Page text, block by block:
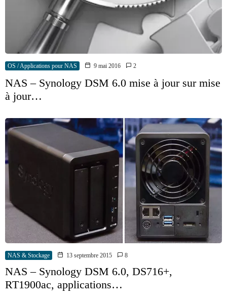
OS / Applications pour NAS 9 mai 2016 2
NAS – Synology DSM 6.0 mise à jour sur mise
à jour…
NAS & Stockage 13 septembre 2015 8
NAS – Synology DSM 6.0, DS716+,
RT1900ac, applications…